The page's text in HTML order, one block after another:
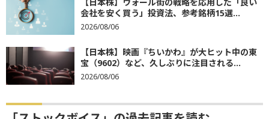
会社を安く買う」投資法、参考銘柄15選...
2026/08/06
【日本株】映画『ちいかわ』が大ヒット中の東
宝（9602）など、久しぶりに注目される...
2026/08/06